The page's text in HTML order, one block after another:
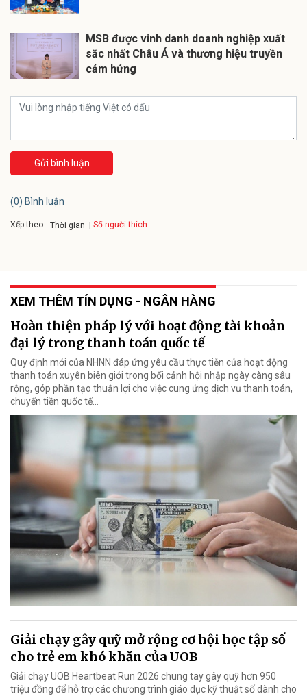
MSB được vinh danh doanh nghiệp xuất
sắc nhất Châu Á và thương hiệu truyền
cảm hứng
Gửi bình luận
(0) Bình luận
Xếp theo: Thời gian Số người thích
XEM THÊM TÍN DỤNG - NGÂN HÀNG
Hoàn thiện pháp lý với hoạt động tài khoản
đại lý trong thanh toán quốc tế
Quy định mới của NHNN đáp ứng yêu cầu thực tiễn của hoạt động
thanh toán xuyên biên giới trong bối cảnh hội nhập ngày càng sâu
rộng, góp phần tạo thuận lợi cho việc cung ứng dịch vụ thanh toán,
chuyển tiền quốc tế...
Giải chạy gây quỹ mở rộng cơ hội học tập số
cho trẻ em khó khăn của UOB
Giải chạy UOB Heartbeat Run 2026 chung tay gây quỹ hơn 950
triệu đồng để hỗ trợ các chương trình giáo dục kỹ thuật số dành cho